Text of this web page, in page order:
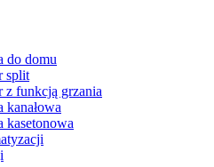
do domu
split
z funkcją grzania
kasetonowa